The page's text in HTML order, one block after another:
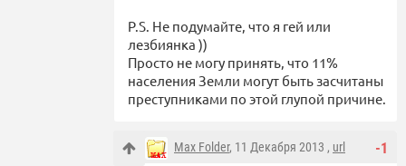
P.S. Не подумайте, что я гей или
лезбиянка ))
Просто не могу принять, что 11%
населения Земли могут быть засчитаны
преступниками по этой глупой причине.
-1
Max Folder, 11 Декабря 2013 , url